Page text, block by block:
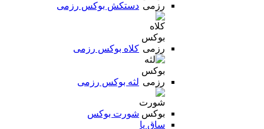
دستکش بوکس رزمی
کلاه بوکس رزمی
لثه بوکس رزمی
شورت بوکس
ساق پا